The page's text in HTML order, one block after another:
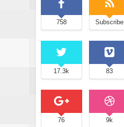
758 Subscribe
17.3k 83
76 9k